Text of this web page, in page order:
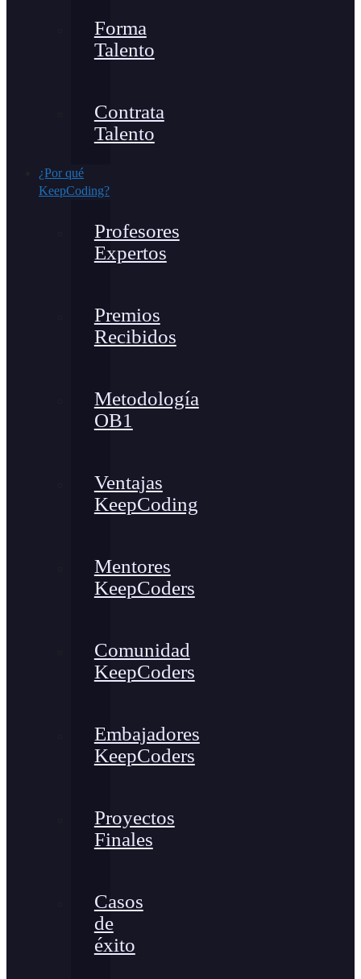
Forma
Talento
Contrata
Talento
¿Por qué
KeepCoding?
Profesores
Expertos
Premios
Recibidos
Metodología
OB1
Ventajas
KeepCoding
Mentores
KeepCoders
Comunidad
KeepCoders
Embajadores
KeepCoders
Proyectos
Finales
Casos
de
éxito